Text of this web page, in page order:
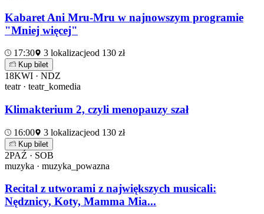
Kabaret Ani Mru-Mru w najnowszym programie
"Mniej więcej"
17:30 3 lokalizacjeod 130 zł
Kup bilet
18KWI · NDZ
teatr · teatr_komedia
Klimakterium 2, czyli menopauzy szał
16:00 3 lokalizacjeod 130 zł
Kup bilet
2PAŹ · SOB
muzyka · muzyka_powazna
Recital z utworami z największych musicali:
Nędznicy, Koty, Mamma Mia...